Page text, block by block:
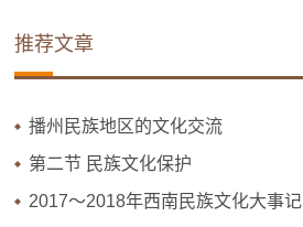
推荐文章
播州民族地区的文化交流
第二节 民族文化保护
2017～2018年西南民族文化大事记